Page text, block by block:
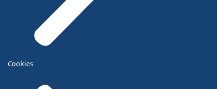
Cookies